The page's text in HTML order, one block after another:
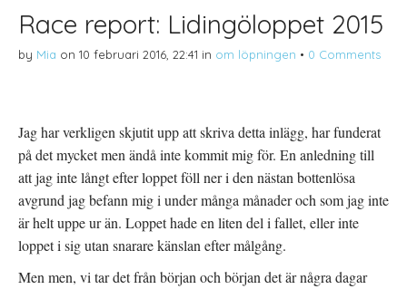
Race report: Lidingöloppet 2015
by Mia on 10 februari 2016, 22:41 in om löpningen • 0 Comments
Jag har verkligen skjutit upp att skriva detta inlägg, har funderat
på det mycket men ändå inte kommit mig för. En anledning till
att jag inte långt efter loppet föll ner i den nästan bottenlösa
avgrund jag befann mig i under många månader och som jag inte
är helt uppe ur än. Loppet hade en liten del i fallet, eller inte
loppet i sig utan snarare känslan efter målgång.
Men men, vi tar det från början och början det är några dagar